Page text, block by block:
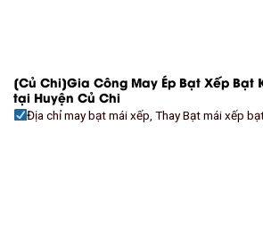
[Củ Chi]Gia Công May Ép Bạt Xếp Bạt
tại Huyện Củ Chi
Địa chỉ may bạt mái xếp, Thay Bạt mái xếp